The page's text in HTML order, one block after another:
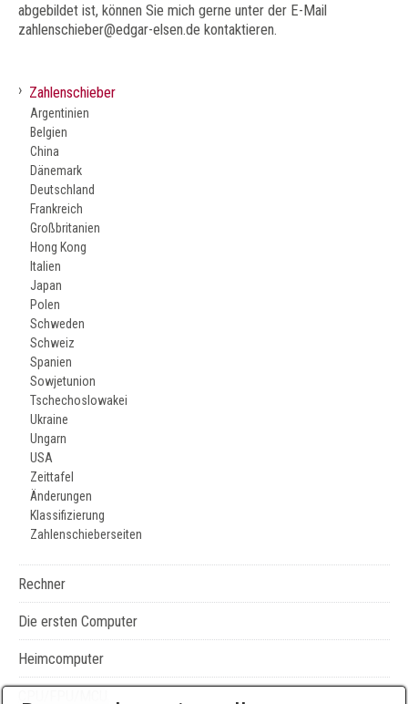
abgebildet ist, können Sie mich gerne unter der E-Mail
zahlenschieber@edgar-elsen.de kontaktieren.
› Zahlenschieber
Argentinien
Belgien
China
Dänemark
Deutschland
Frankreich
Großbritanien
Hong Kong
Italien
Japan
Polen
Schweden
Schweiz
Spanien
Sowjetunion
Tschechoslowakei
Ukraine
Ungarn
USA
Zeittafel
Änderungen
Klassifizierung
Zahlenschieberseiten
Rechner
Die ersten Computer
Heimcomputer